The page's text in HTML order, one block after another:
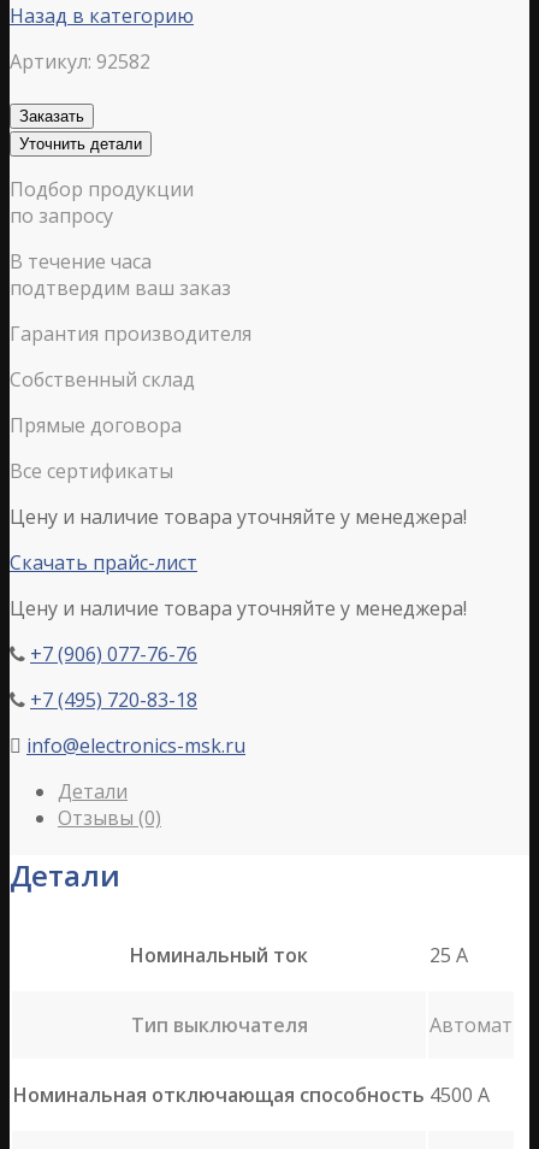
Назад в категорию
Артикул: 92582
Заказать
Уточнить детали
Подбор продукции
по запросу
В течение часа
подтвердим ваш заказ
Гарантия производителя
Собственный склад
Прямые договора
Все сертификаты
Цену и наличие товара уточняйте у менеджера!
Скачать прайс-лист
Цену и наличие товара уточняйте у менеджера!
 +7 (906) 077-76-76
 +7 (495) 720-83-18
 info@electronics-msk.ru
Детали
Отзывы (0)
Детали
Номинальный ток 25 A
Тип выключателя Автомат
Номинальная отключающая способность 4500 А